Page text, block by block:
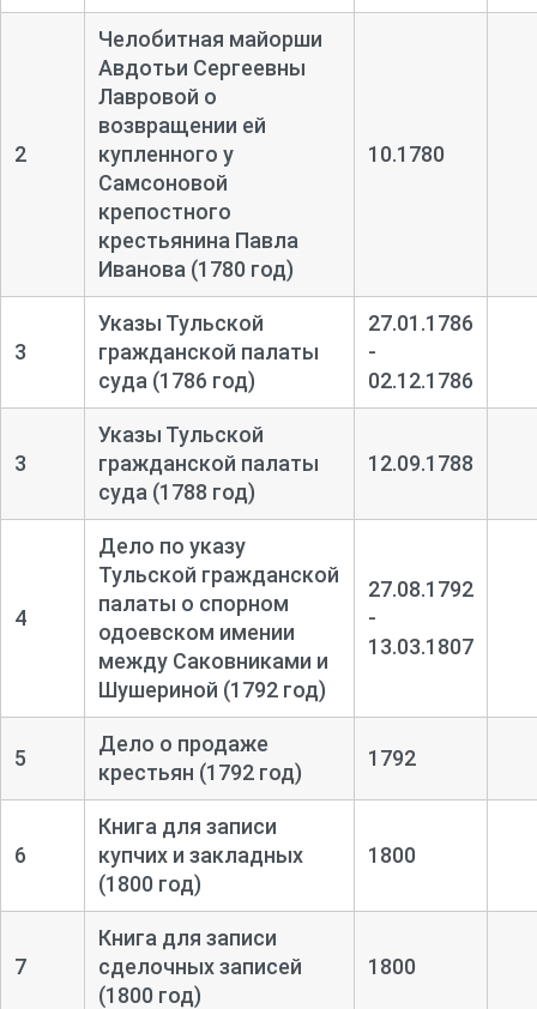
2
Челобитная майорши
Авдотьи Сергеевны
Лавровой о
возвращении ей
купленного у
Самсоновой
крепостного
крестьянина Павла
Иванова (1780 год)
10.1780
3
Указы Тульской
гражданской палаты
суда (1786 год)
27.01.1786
-
02.12.1786
3
Указы Тульской
гражданской палаты
суда (1788 год)
12.09.1788
4
Дело по указу
Тульской гражданской
палаты о спорном
одоевском имении
между Саковниками и
Шушериной (1792 год)
27.08.1792
-
13.03.1807
5
Дело о продаже
крестьян (1792 год)
1792
6
Книга для записи
купчих и закладных
(1800 год)
1800
7
Книга для записи
сделочных записей
(1800 год)
1800